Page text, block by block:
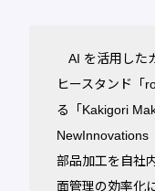
AI を活用した
ヒースタンド「
る「Kakigori
NewInnovations
部品加工を自社
面管理の効率化